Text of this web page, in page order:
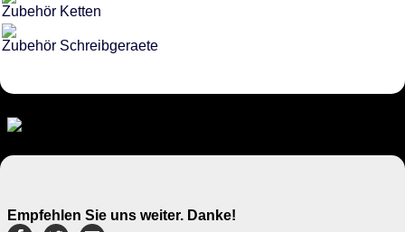
Zubehör Ketten
Zubehör Schreibgeraete
Empfehlen Sie uns weiter. Danke!